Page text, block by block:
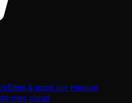
Sites & apps sur mesure
cloud